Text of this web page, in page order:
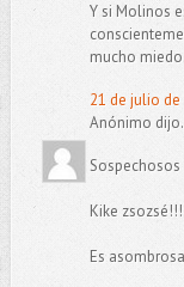
Y si Molinos
mucho miedo.
21 de julio de
Anónimo
Kike
Es